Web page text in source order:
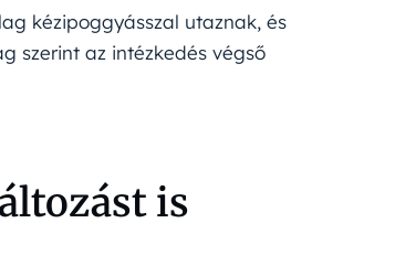
kézipoggyásszal utaznak, és
szerint az intézkedés végső
is